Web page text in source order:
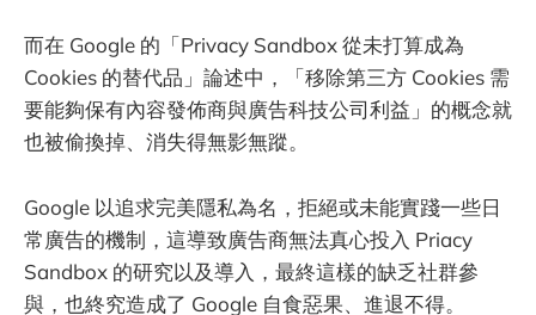
而在 Google 的「Privacy Sandbox 從未打算成為
Cookies 的替代品」論述中，「移除第三方 Cookies 需
要能夠保有內容發佈商與廣告科技公司利益」的概念就
也被偷換掉、消失得無影無蹤。
Google 以追求完美隱私為名，拒絕或未能實踐一些日
常廣告的機制，這導致廣告商無法真心投入 Priacy
Sandbox 的研究以及導入，最終這樣的缺乏社群參
與，也終究造成了 Google 自食惡果、進退不得。